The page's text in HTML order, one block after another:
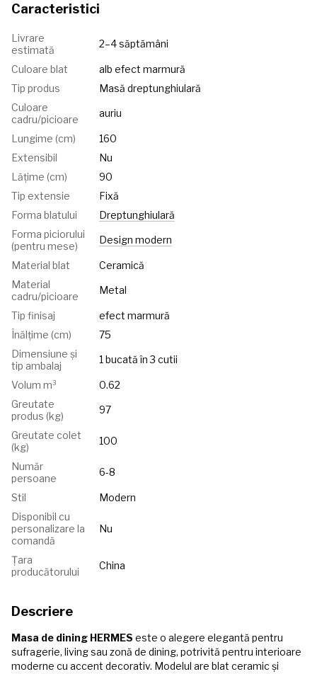
Caracteristici
Livrare
estimată
2–4 săptămâni
Culoare blat
alb efect marmură
Tip produs
Masă dreptunghiulară
Culoare
cadru/picioare
auriu
Lungime (cm)
160
Extensibil
Nu
Lățime (cm)
90
Tip extensie
Fixă
Forma blatului
Dreptunghiulară
Forma piciorului
(pentru mese)
Design modern
Material blat
Ceramică
Material
cadru/picioare
Metal
Tip finisaj
efect marmură
Înălțime (cm)
75
Dimensiune și
tip ambalaj
1 bucată în 3 cutii
Volum m³
0.62
Greutate
produs (kg)
97
Greutate colet
(kg)
100
Număr
persoane
6-8
Stil
Modern
Disponibil cu
personalizare la
comandă
Nu
Țara
producătorului
China
Descriere
Masa de dining HERMES este o alegere elegantă pentru
sufragerie, living sau zonă de dining, potrivită pentru interioare
moderne cu accent decorativ. Modelul are blat ceramic și